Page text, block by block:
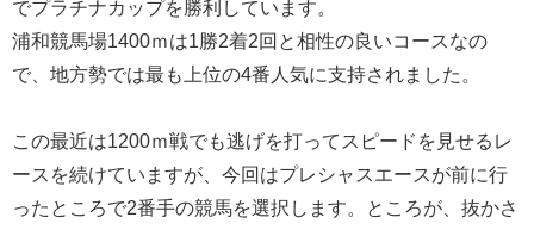
でプラチナカップを勝利しています。
浦和競馬場1400ｍは1勝2着2回と相性の良いコースなの
で、地方勢では最も上位の4番人気に支持されました。
この最近は1200ｍ戦でも逃げを打ってスピードを見せるレ
ースを続けていますが、今回はプレシャスエースが前に行
ったところで2番手の競馬を選択します。ところが、抜かさ